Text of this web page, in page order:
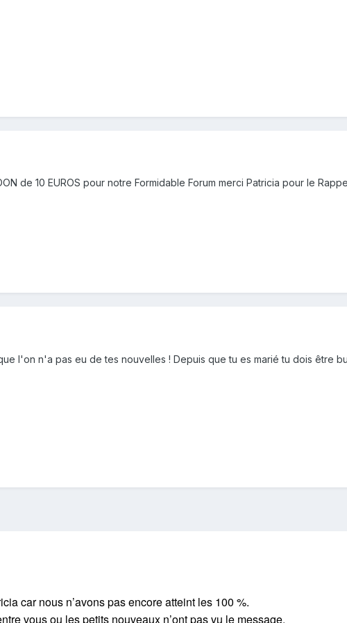
de 10 EUROS pour notre Formidable Forum merci Patricia pour le
l'on n'a pas eu de tes nouvelles ! Depuis que tu es marié tu dois être
car nous n’avons pas encore atteint les 100 %.
vous ou les petits nouveaux n’ont pas vu le message.